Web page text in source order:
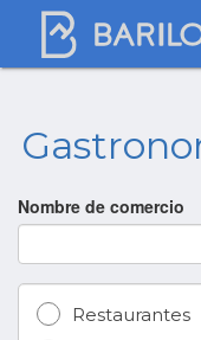
Nombre de comercio
Restaurantes